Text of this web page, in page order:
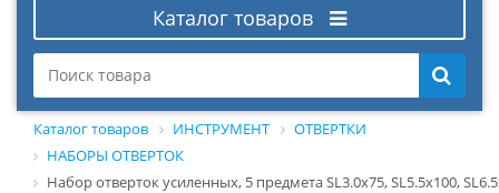
Каталог товаров
Каталог товаров ИНСТРУМЕНТ
ОТВЕРТКИ
НАБОРЫ ОТВЕРТОК
Набор отверток усиленных, 5 предмета SL3.0x75, SL5.5x100,